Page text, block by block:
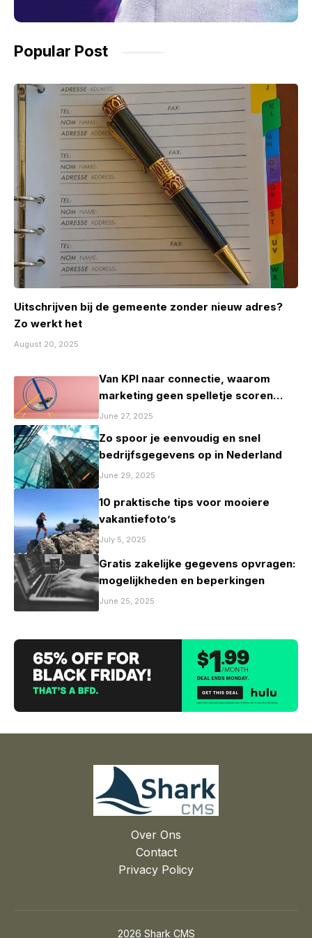
Popular Post
Uitschrijven bij de gemeente zonder nieuw adres?
Zo werkt het
August 20, 2025
Van KPI naar connectie, waarom
marketing geen spelletje scoren
mag zijn
June 27, 2025
Zo spoor je eenvoudig en snel
bedrijfsgegevens op in Nederland
June 29, 2025
10 praktische tips voor mooiere
vakantiefoto’s
July 5, 2025
Gratis zakelijke gegevens opvragen:
mogelijkheden en beperkingen
June 25, 2025
Over Ons
Contact
Privacy Policy
2026 Shark CMS